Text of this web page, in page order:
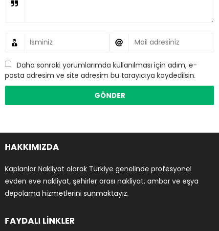
Daha sonraki yorumlarımda kullanılması için adım, e-
posta adresim ve site adresim bu tarayıcıya kaydedilsin.
HAKKIMIZDA
Kaplanlar Nakliyat olarak Türkiye genelinde profesyonel
evden eve nakliyat, şehirler arası nakliyat, ambar ve eşya
depolama hizmetlerini sunmaktayız.
FAYDALI LİNKLER